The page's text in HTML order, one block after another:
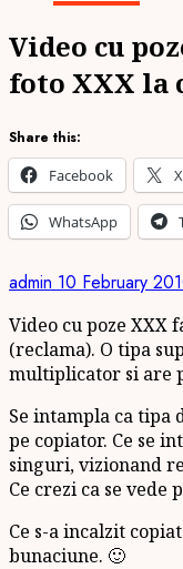
Video cu
foto XXX la
Share this:
Facebook
X
WhatsApp
admin 10 February
Video cu poze XXX
(reclama). O tipa
multiplicator si are
Se intampla ca tipa
pe copiator. Ce se
singuri, vizionand
Ce crezi ca se vede
Ce s-a incalzit
bunaciune. 🙂